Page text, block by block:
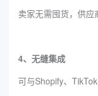
卖家无需囤货，供应
4、无缝集成
可与Shopify、